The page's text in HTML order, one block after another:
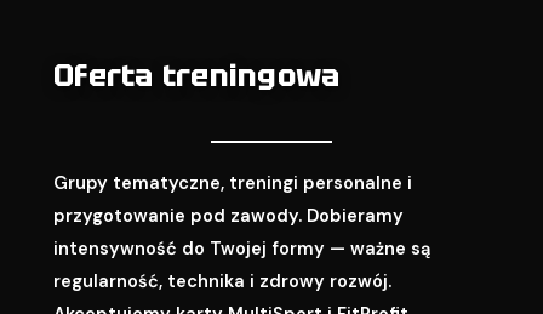
Oferta treningowa
Grupy tematyczne, treningi personalne i
przygotowanie pod zawody. Dobieramy
intensywność do Twojej formy — ważne są
regularność, technika i zdrowy rozwój.